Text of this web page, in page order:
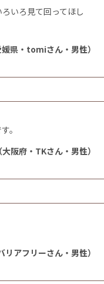
いろ見て回ってほし
媛県・tomiさん・男性）
。
（大阪府・TKさん・男性）
リアフリーさん・男性）